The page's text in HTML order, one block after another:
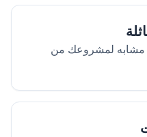
مشابه لمشروعك من